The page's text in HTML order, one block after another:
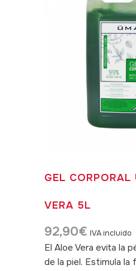
GEL CORPORAL
VERA 5L
92,90€ IVA incluido
El Aloe Vera evita la
de la piel. Estimula la